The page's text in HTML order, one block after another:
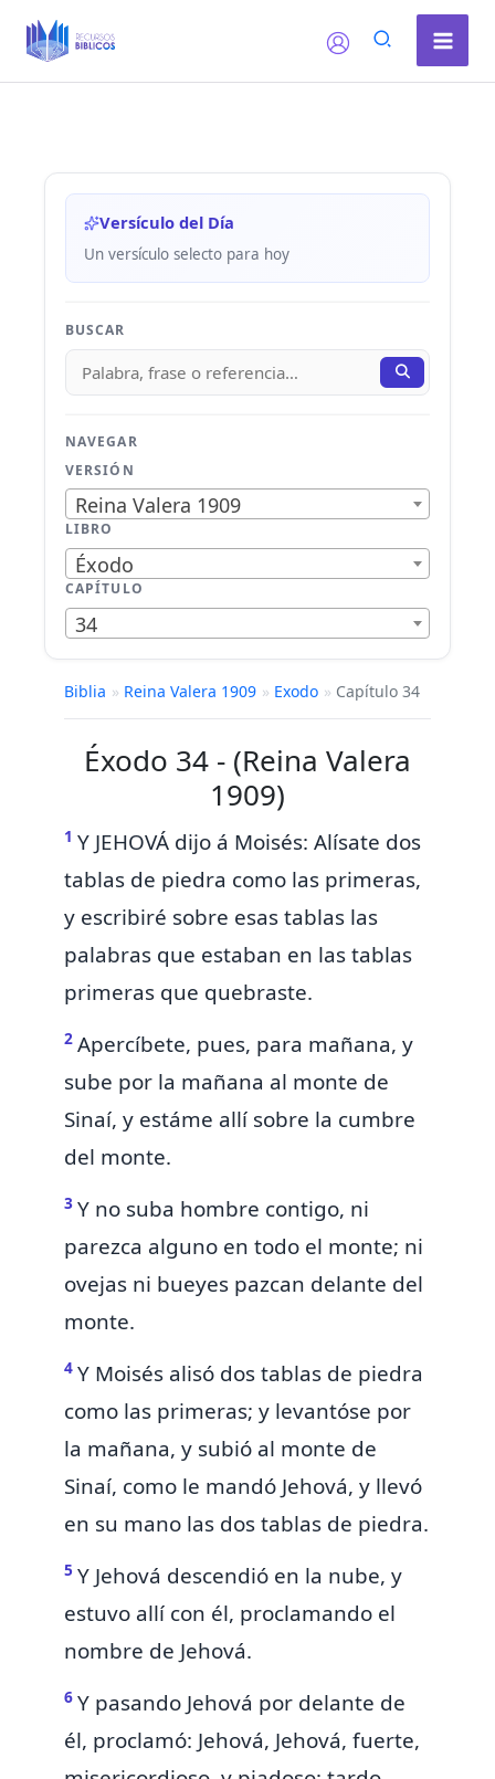
Versículo del Día
Un versículo selecto para hoy
BUSCAR
NAVEGAR
VERSIÓN
Reina Valera 1909
LIBRO
Éxodo
CAPÍTULO
34
Biblia » Reina Valera 1909 » Exodo » Capítulo 34
Éxodo 34 - (Reina Valera
1909)
1 Y JEHOVÁ dijo á Moisés: Alísate dos
tablas de piedra como las primeras,
y escribiré sobre esas tablas las
palabras que estaban en las tablas
primeras que quebraste.
2 Apercíbete, pues, para mañana, y
sube por la mañana al monte de
Sinaí, y estáme allí sobre la cumbre
del monte.
3 Y no suba hombre contigo, ni
parezca alguno en todo el monte; ni
ovejas ni bueyes pazcan delante del
monte.
4 Y Moisés alisó dos tablas de piedra
como las primeras; y levantóse por
la mañana, y subió al monte de
Sinaí, como le mandó Jehová, y llevó
en su mano las dos tablas de piedra.
5 Y Jehová descendió en la nube, y
estuvo allí con él, proclamando el
nombre de Jehová.
6 Y pasando Jehová por delante de
él, proclamó: Jehová, Jehová, fuerte,